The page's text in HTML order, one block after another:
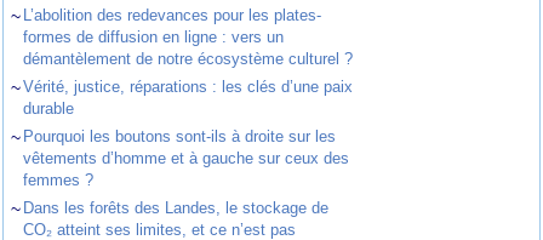
~ L’abolition des redevances pour les plates-
formes de diffusion en ligne : vers un
démantèlement de notre écosystème culturel ?
~Vérité, justice, réparations : les clés d’une paix
durable
~ Pourquoi les boutons sont-ils à droite sur les
vêtements d’homme et à gauche sur ceux des
femmes ?
~ Dans les forêts des Landes, le stockage de
CO₂ atteint ses limites, et ce n’est pas